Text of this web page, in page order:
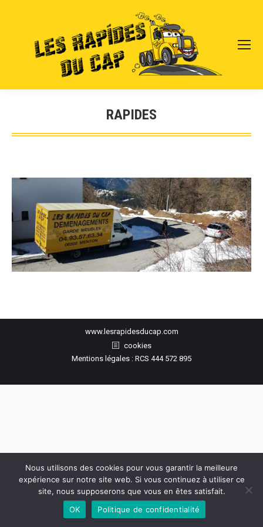
RAPIDES
Vous êtes ici :
www.lesrapidesducap.com
cookies
Mentions légales : RCS 444 572 895
Nous utilisons des cookies pour vous garantir la meilleure
expérience sur notre site web. Si vous continuez à utiliser ce
site, nous supposerons que vous en êtes satisfait.
OK
Politique de confidentialité